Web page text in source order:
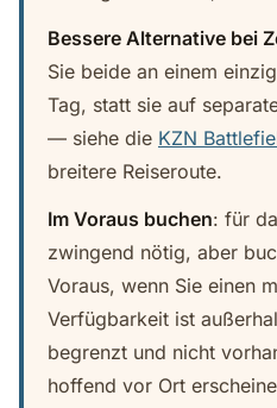
Bessere Alternative bei
Sie beide an einem
Tag, statt sie auf
— siehe die KZN
breitere Reiseroute.
Im Voraus buchen: für
zwingend nötig, aber
Voraus, wenn Sie einen
Verfügbarkeit ist
begrenzt und nicht
hoffend vor Ort